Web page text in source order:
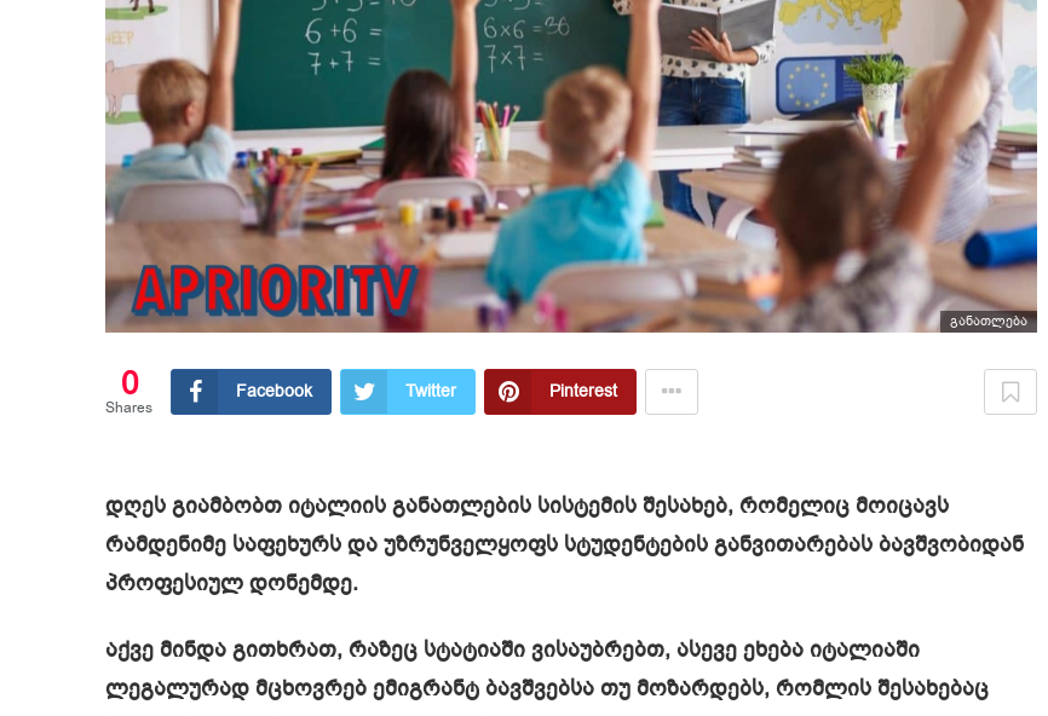
განათლება
0
Shares
Facebook Twitter Pinterest
დღეს გიამბობთ იტალიის განათლების სისტემის შესახებ, რომელიც მოიცავს
რამდენიმე საფეხურს და უზრუნველყოფს სტუდენტების განვითარებას ბავშვობიდან
პროფესიულ დონემდე.
აქვე მინდა გითხრათ, რაზეც სტატიაში ვისაუბრებთ, ასევე ეხება იტალიაში
ლეგალურად მცხოვრებ ემიგრანტ ბავშვებსა თუ მოზარდებს, რომლის შესახებაც